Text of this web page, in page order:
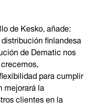
de Kesko, añade:
finlandesa
de Dematic nos
para cumplir
mejorará la
clientes en la